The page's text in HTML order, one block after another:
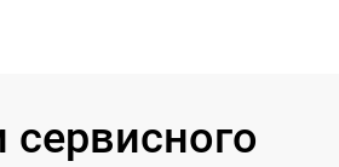
сервисного